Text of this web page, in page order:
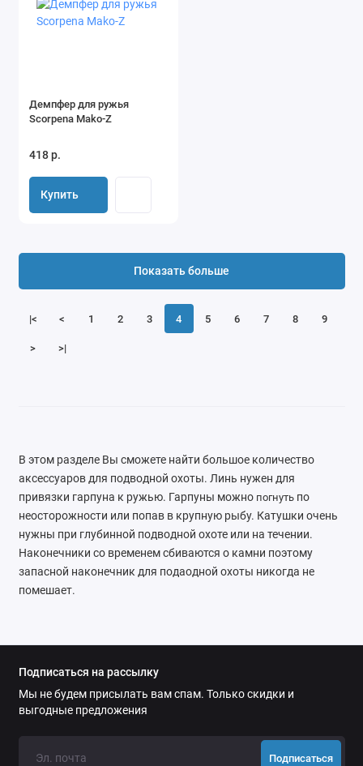
Демпфер для ружья
Scorpena Mako-Z
418 р.
Купить
|< < 1 2 3 4 5 6 7 8 9
> >|
Показать больше
В этом разделе Вы сможете найти большое количество
аксессуаров для подводной охоты. Линь нужен для
привязки гарпуна к ружью. Гарпуны можно погнуть по
неосторожности или попав в крупную рыбу. Катушки очень
нужны при глубинной подводной охоте или на течении.
Наконечники со временем сбиваются о камни поэтому
запасной наконечник для подаодной охоты никогда не
помешает.
Подписаться на рассылку
Мы не будем присылать вам спам. Только скидки и
выгодные предложения
Подписаться